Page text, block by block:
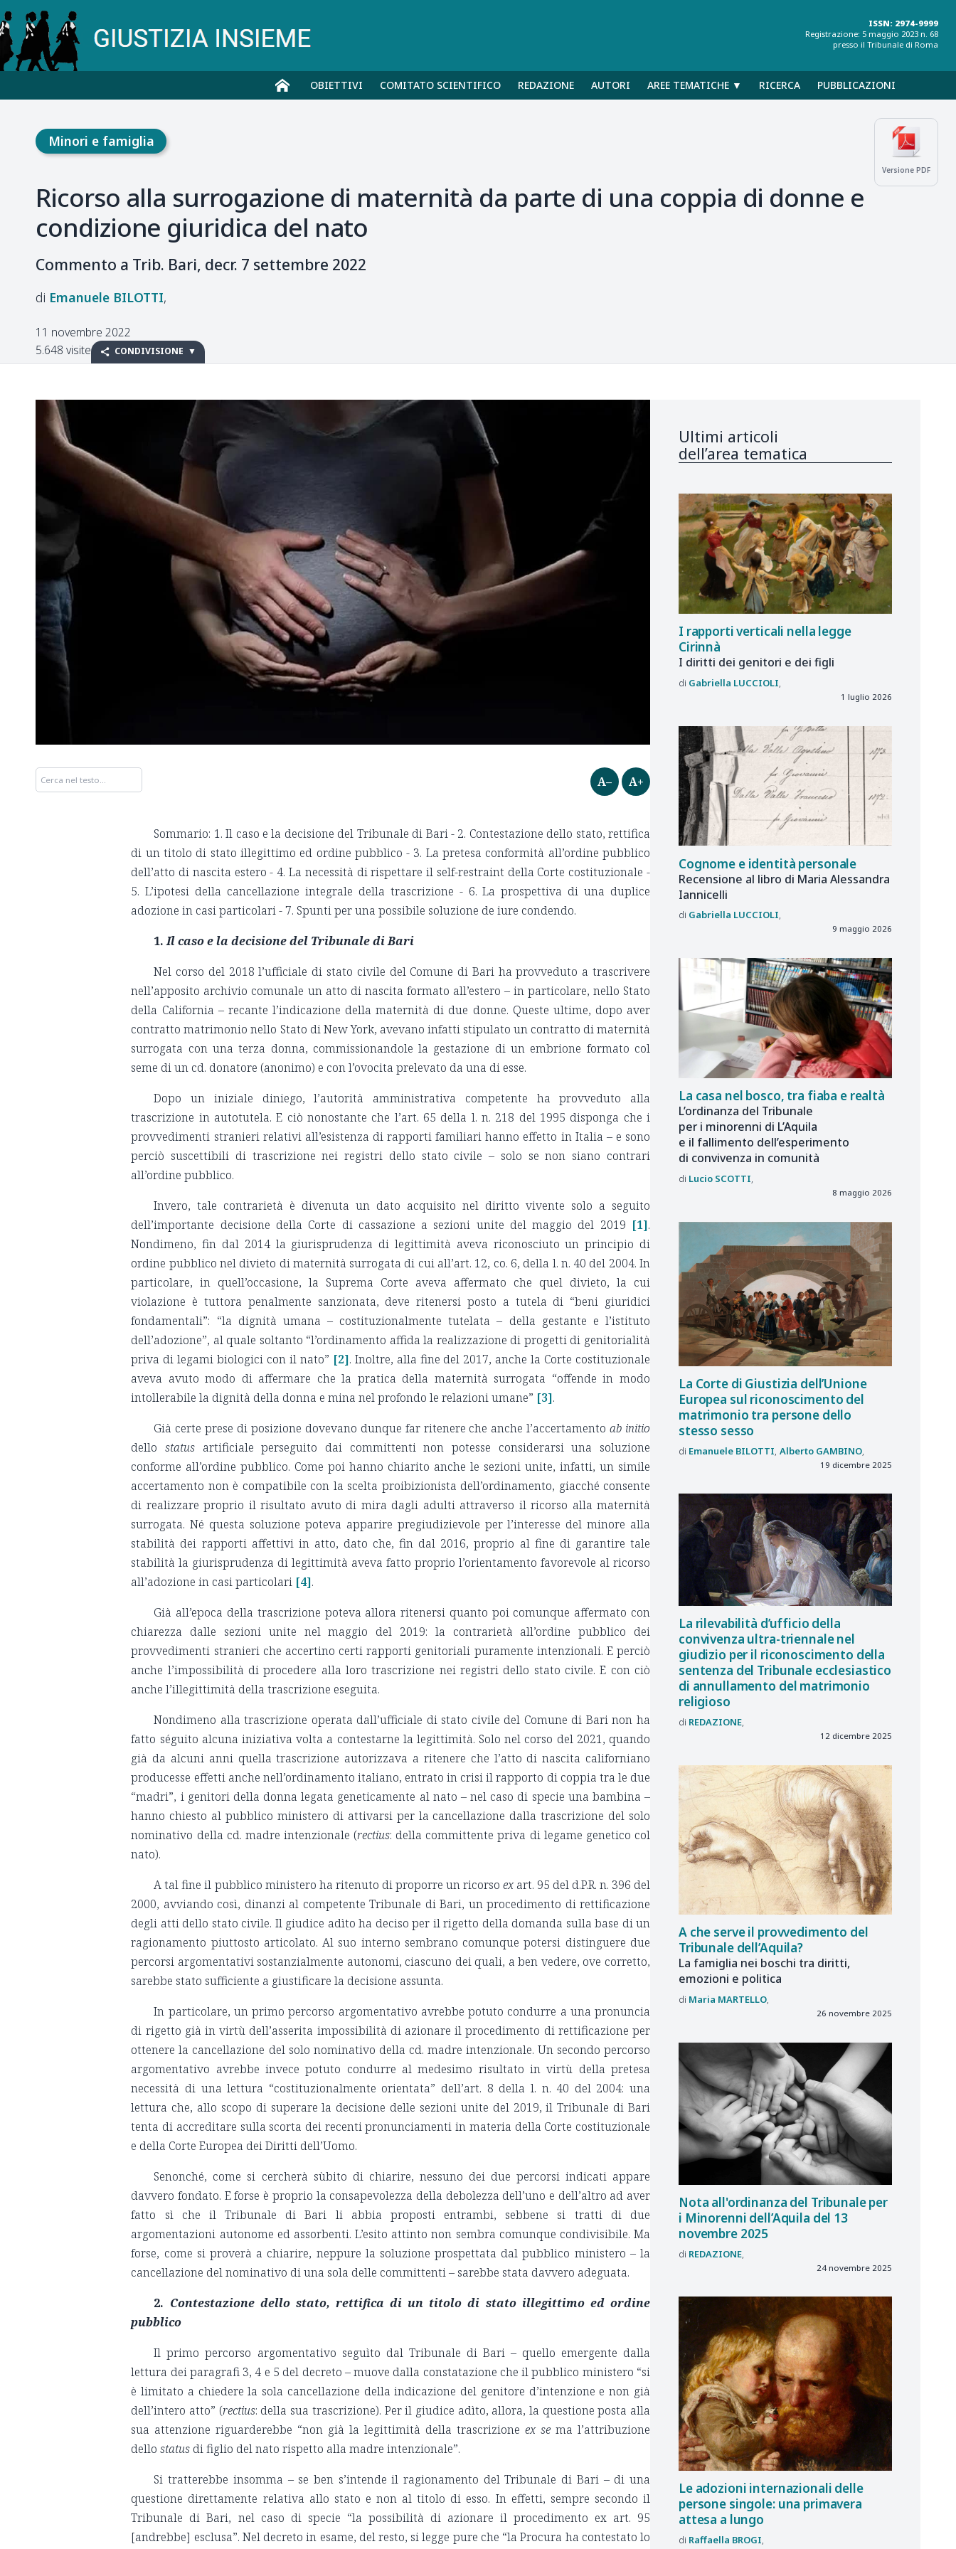
ISSN: 2974-9999
Registrazione: 5 maggio 2023 n. 68
presso il Tribunale di Roma
OBIETTIVI COMITATO SCIENTIFICO REDAZIONE AUTORI AREE TEMATICHE ▼ RICERCA PUBBLICAZIONI
Versione PDF
Minori e famiglia
Ricorso alla surrogazione di maternità da parte di una coppia di donne e
condizione giuridica del nato
Commento a Trib. Bari, decr. 7 settembre 2022
Emanuele BILOTTI
11 novembre 2022
5.648 visite
CONDIVISIONE
A– A+
Sommario: 1. Il caso e la decisione del Tribunale di Bari - 2. Contestazione dello stato, rettifica
di un titolo di stato illegittimo ed ordine pubblico - 3. La pretesa conformità all’ordine pubblico
dell’atto di nascita estero - 4. La necessità di rispettare il self-restraint della Corte costituzionale -
5. L’ipotesi della cancellazione integrale della trascrizione - 6. La prospettiva di una duplice
adozione in casi particolari - 7. Spunti per una possibile soluzione de iure condendo.
1.Il caso e la decisione del Tribunale di Bari
Nel corso del 2018 l’ufficiale di stato civile del Comune di Bari ha provveduto a trascrivere
nell’apposito archivio comunale un atto di nascita formato all’estero – in particolare, nello Stato
della California – recante l’indicazione della maternità di due donne. Queste ultime, dopo aver
contratto matrimonio nello Stato di New York, avevano infatti stipulato un contratto di maternità
surrogata con una terza donna, commissionandole la gestazione di un embrione formato col
seme di un cd. donatore (anonimo) e con l’ovocita prelevato da una di esse.
Dopo un iniziale diniego, l’autorità amministrativa competente ha provveduto alla
trascrizione in autotutela. E ciò nonostante che l’art. 65 della l. n. 218 del 1995 disponga che i
provvedimenti stranieri relativi all’esistenza di rapporti familiari hanno effetto in Italia – e sono
perciò suscettibili di trascrizione nei registri dello stato civile – solo se non siano contrari
all’ordine pubblico.
Invero, tale contrarietà è divenuta un dato acquisito nel diritto vivente solo a seguito
dell’importante decisione della Corte di cassazione a sezioni unite del maggio del 2019 [1].
Nondimeno, fin dal 2014 la giurisprudenza di legittimità aveva riconosciuto un principio di
ordine pubblico nel divieto di maternità surrogata di cui all’art. 12, co. 6, della l. n. 40 del 2004. In
particolare, in quell’occasione, la Suprema Corte aveva affermato che quel divieto, la cui
violazione è tuttora penalmente sanzionata, deve ritenersi posto a tutela di “beni giuridici
fondamentali”: “la dignità umana – costituzionalmente tutelata – della gestante e l’istituto
dell’adozione”, al quale soltanto “l’ordinamento affida la realizzazione di progetti di genitorialità
priva di legami biologici con il nato” [2]. Inoltre, alla fine del 2017, anche la Corte costituzionale
aveva avuto modo di affermare che la pratica della maternità surrogata “offende in modo
intollerabile la dignità della donna e mina nel profondo le relazioni umane” [3].
Già certe prese di posizione dovevano dunque far ritenere che anche l’accertamentoab initio
dellostatus artificiale perseguito dai committenti non potesse considerarsi una soluzione
conforme all’ordine pubblico. Come poi hanno chiarito anche le sezioni unite, infatti, un simile
accertamento non è compatibile con la scelta proibizionista dell’ordinamento, giacché consente
di realizzare proprio il risultato avuto di mira dagli adulti attraverso il ricorso alla maternità
surrogata. Né questa soluzione poteva apparire pregiudizievole per l’interesse del minore alla
stabilità dei rapporti affettivi in atto, dato che, fin dal 2016, proprio al fine di garantire tale
stabilità la giurisprudenza di legittimità aveva fatto proprio l’orientamento favorevole al ricorso
all’adozione in casi particolari [4].
Già all’epoca della trascrizione poteva allora ritenersi quanto poi comunque affermato con
chiarezza dalle sezioni unite nel maggio del 2019: la contrarietà all’ordine pubblico dei
provvedimenti stranieri che accertino certi rapporti genitoriali puramente intenzionali. E perciò
anche l’impossibilità di procedere alla loro trascrizione nei registri dello stato civile. E con ciò
anche l’illegittimità della trascrizione eseguita.
Nondimeno alla trascrizione operata dall’ufficiale di stato civile del Comune di Bari non ha
fatto séguito alcuna iniziativa volta a contestarne la legittimità. Solo nel corso del 2021, quando
già da alcuni anni quella trascrizione autorizzava a ritenere che l’atto di nascita californiano
producesse effetti anche nell’ordinamento italiano, entrato in crisi il rapporto di coppia tra le due
“madri”, i genitori della donna legata geneticamente al nato – nel caso di specie una bambina –
hanno chiesto al pubblico ministero di attivarsi per la cancellazione dalla trascrizione del solo
nominativo della cd. madre intenzionale (rectius: della committente priva di legame genetico col
nato).
A tal fine il pubblico ministero ha ritenuto di proporre un ricorso exart. 95 del d.P.R. n. 396 del
2000, avviando così, dinanzi al competente Tribunale di Bari, un procedimento di rettificazione
degli atti dello stato civile. Il giudice adìto ha deciso per il rigetto della domanda sulla base di un
ragionamento piuttosto articolato. Al suo interno sembrano comunque potersi distinguere due
percorsi argomentativi sostanzialmente autonomi, ciascuno dei quali, a ben vedere, ove corretto,
sarebbe stato sufficiente a giustificare la decisione assunta.
In particolare, un primo percorso argomentativo avrebbe potuto condurre a una pronuncia
di rigetto già in virtù dell’asserita impossibilità di azionare il procedimento di rettificazione per
ottenere la cancellazione del solo nominativo della cd. madre intenzionale. Un secondo percorso
argomentativo avrebbe invece potuto condurre al medesimo risultato in virtù della pretesa
necessità di una lettura “costituzionalmente orientata” dell’art. 8 della l. n. 40 del 2004: una
lettura che, allo scopo di superare la decisione delle sezioni unite del 2019, il Tribunale di Bari
tenta di accreditare sulla scorta dei recenti pronunciamenti in materia della Corte costituzionale
e della Corte Europea dei Diritti dell’Uomo.
Senonché, come si cercherà sùbito di chiarire, nessuno dei due percorsi indicati appare
davvero fondato. E forse è proprio la consapevolezza della debolezza dell’uno e dell’altro ad aver
fatto sì che il Tribunale di Bari li abbia proposti entrambi, sebbene si tratti di due
argomentazioni autonome ed assorbenti. L’esito attinto non sembra comunque condivisibile. Ma
forse, come si proverà a chiarire, neppure la soluzione prospettata dal pubblico ministero – la
cancellazione del nominativo di una sola delle committenti – sarebbe stata davvero adeguata.
2. Contestazione dello stato, rettifica di un titolo di stato illegittimo ed ordine
pubblico
Il primo percorso argomentativo seguìto dal Tribunale di Bari – quello emergente dalla
lettura dei paragrafi 3, 4 e 5 del decreto – muove dalla constatazione che il pubblico ministero “si
è limitato a chiedere la sola cancellazione della indicazione del genitore d’intenzione e non già
dell’intero atto” (rectius: della sua trascrizione). Per il giudice adìto, allora, la questione posta alla
sua attenzione riguarderebbe “non già la legittimità della trascrizioneex se ma l’attribuzione
dellostatus di figlio del nato rispetto alla madre intenzionale”.
Si tratterebbe insomma – se ben s’intende il ragionamento del Tribunale di Bari – di una
questione direttamente relativa allo stato e non al titolo di esso. In effetti, sempre secondo il
Tribunale di Bari, nel caso di specie “la possibilità di azionare il procedimento ex art. 95
[andrebbe] esclusa”. Nel decreto in esame, del resto, si legge pure che “la Procura ha contestato lo
Ultimi articoli
dell’area tematica
I rapporti verticali nella legge
Cirinnà
I diritti dei genitori e dei figli
Gabriella LUCCIOLI
1 luglio 2026
Cognome e identità personale
Recensione al libro di Maria Alessandra
Iannicelli
Gabriella LUCCIOLI
9 maggio 2026
La casa nel bosco, tra fiaba e realtà
L’ordinanza del Tribunale
per i minorenni di L’Aquila
e il fallimento dell’esperimento
di convivenza in comunità
Lucio SCOTTI
8 maggio 2026
La Corte di Giustizia dell’Unione
Europea sul riconoscimento del
matrimonio tra persone dello
stesso sesso
Emanuele BILOTTI Alberto GAMBINO
19 dicembre 2025
La rilevabilità d’ufficio della
convivenza ultra-triennale nel
giudizio per il riconoscimento della
sentenza del Tribunale ecclesiastico
di annullamento del matrimonio
religioso
REDAZIONE
12 dicembre 2025
A che serve il provvedimento del
Tribunale dell’Aquila?
La famiglia nei boschi tra diritti,
emozioni e politica
Maria MARTELLO
26 novembre 2025
Nota all'ordinanza del Tribunale per
i Minorenni dell’Aquila del 13
novembre 2025
REDAZIONE
24 novembre 2025
Le adozioni internazionali delle
persone singole: una primavera
attesa a lungo
Raffaella BROGI